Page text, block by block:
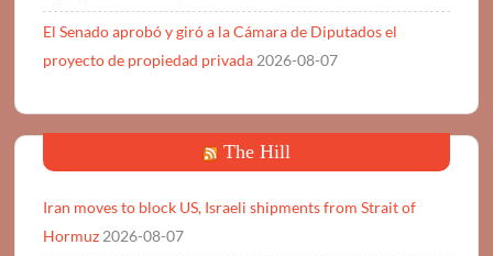
El Senado aprobó y giró a la Cámara de Diputados el
proyecto de propiedad privada 2026-08-07
The Hill
Iran moves to block US, Israeli shipments from Strait of
Hormuz 2026-08-07